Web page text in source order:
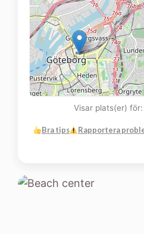
Visar plats(er)
Bra tips Rapportera